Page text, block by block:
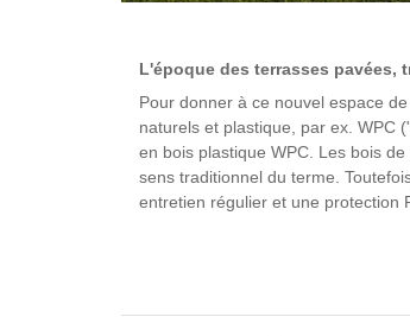
L'époque des terrasses
Pour donner à ce nouvel espace
naturels et plastique, par ex. WPC
en bois plastique WPC. Les bois
sens traditionnel du terme.
entretien régulier et une protection